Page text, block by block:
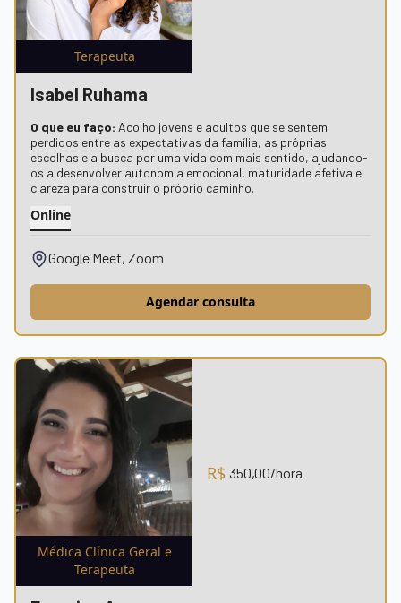
Terapeuta
Isabel Ruhama
O que eu faço: Acolho jovens e adultos que se sentem
perdidos entre as expectativas da família, as próprias
escolhas e a busca por uma vida com mais sentido, ajudando-
os a desenvolver autonomia emocional, maturidade afetiva e
clareza para construir o próprio caminho.
Online
Google Meet, Zoom
Agendar consulta
Médica Clínica Geral e
Terapeuta
R$ 350,00/hora